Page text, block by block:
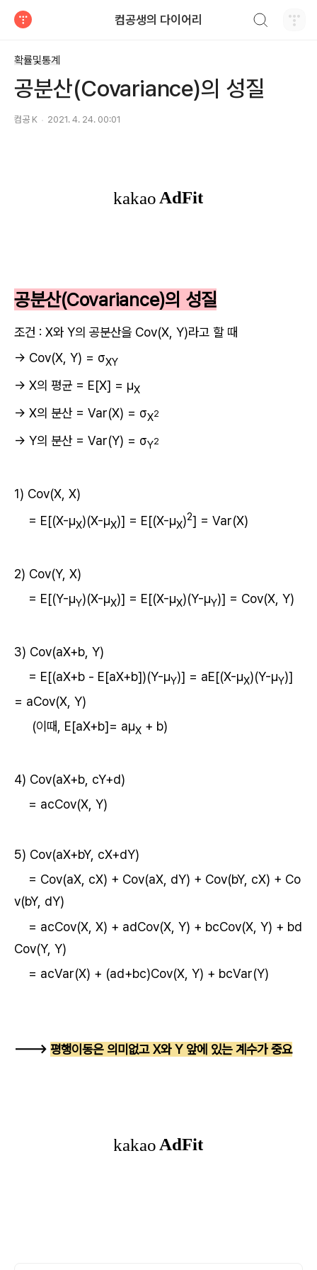
컴공생의 다이어리
확률및통계
공분산(Covariance)의 성질
컴공 K 2021. 4. 24. 00:01
공분산(Covariance)의 성질
조건 : X와 Y의 공분산을 Cov(X, Y)라고 할 때
→ Cov(X, Y) = σXY
→ X의 평균 = E[X] = μX
→ X의 분산 = Var(X) = σX2
→ Y의 분산 = Var(Y) = σY2
1) Cov(X, X)
= E[(X-μX)(X-μX)] = E[(X-μX)2] = Var(X)
2) Cov(Y, X)
= E[(Y-μY)(X-μX)] = E[(X-μX)(Y-μY)] = Cov(X, Y)
3) Cov(aX+b, Y)
= E[(aX+b - E[aX+b])(Y-μY)] = aE[(X-μX)(Y-μY)]
= aCov(X, Y)
(이때, E[aX+b]= aμX + b)
4) Cov(aX+b, cY+d)
= acCov(X, Y)
5) Cov(aX+bY, cX+dY)
= Cov(aX, cX) + Cov(aX, dY) + Cov(bY, cX) + Co
v(bY, dY)
= acCov(X, X) + adCov(X, Y) + bcCov(X, Y) + bd
Cov(Y, Y)
= acVar(X) + (ad+bc)Cov(X, Y) + bcVar(Y)
---> 평행이동은 의미없고 X와 Y 앞에 있는 계수가 중요